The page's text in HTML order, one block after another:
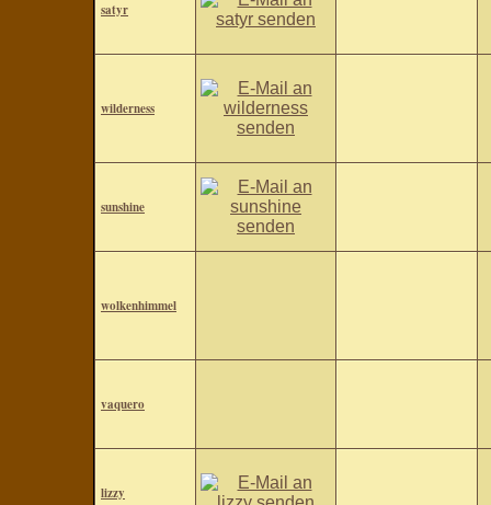
satyr
wilderness
sunshine
wolkenhimmel
vaquero
lizzy